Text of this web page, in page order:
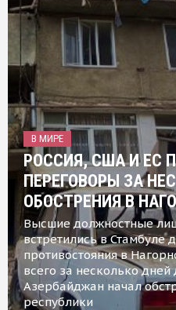
В МИРЕ
РОССИЯ, США И ЕС
ПЕРЕГОВОРЫ ЗА
ОБОСТРЕНИЯ В
Высшие должностные
встретились в Стамбуле
противостояния в
всего за несколько дней
Азербайджан начал
республики